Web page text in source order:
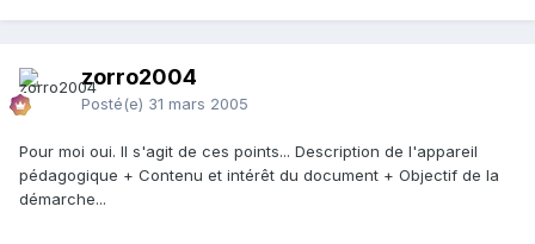
zorro2004
Posté(e) 31 mars 2005
Pour moi oui. Il s'agit de ces points... Description de l'appareil
pédagogique + Contenu et intérêt du document + Objectif de la
démarche...